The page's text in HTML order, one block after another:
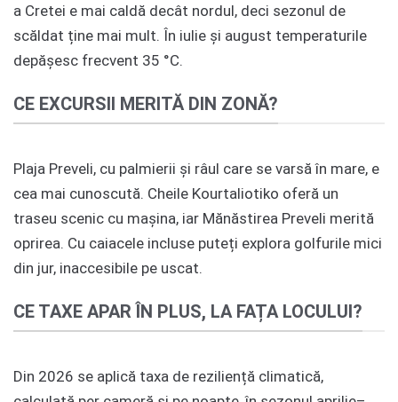
a Cretei e mai caldă decât nordul, deci sezonul de
scăldat ține mai mult. În iulie și august temperaturile
depășesc frecvent 35 °C.
CE EXCURSII MERITĂ DIN ZONĂ?
Plaja Preveli, cu palmierii și râul care se varsă în mare, e
cea mai cunoscută. Cheile Kourtaliotiko oferă un
traseu scenic cu mașina, iar Mănăstirea Preveli merită
oprirea. Cu caiacele incluse puteți explora golfurile mici
din jur, inaccesibile pe uscat.
CE TAXE APAR ÎN PLUS, LA FAȚA LOCULUI?
Din 2026 se aplică taxa de reziliență climatică,